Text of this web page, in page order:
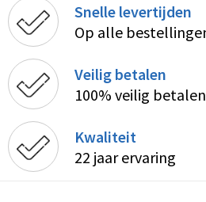
Snelle levertijden
Op alle
Veilig betalen
100% veilig betalen
Kwaliteit
22 jaar ervaring